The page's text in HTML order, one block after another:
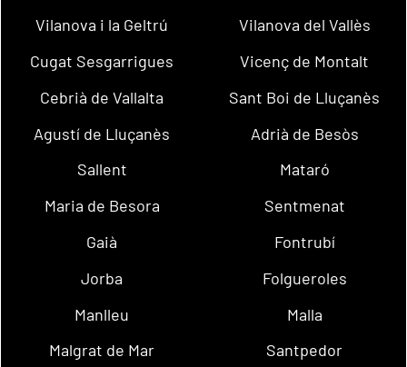
Vilanova i la Geltrú
Vilanova del Vallès
Cugat Sesgarrigues
Vicenç de Montalt
Cebrià de Vallalta
Sant Boi de Lluçanès
Agustí de Lluçanès
Adrià de Besòs
Sallent
Mataró
Maria de Besora
Sentmenat
Gaià
Fontrubí
Jorba
Folgueroles
Manlleu
Malla
Malgrat de Mar
Santpedor